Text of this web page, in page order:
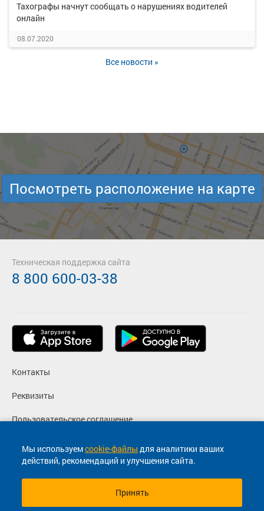
Тахографы начнут сообщать о нарушениях водителей
онлайн
08.07.2020
Все новости »
Мы используемcookie-файлы для аналитики ваших
действий, рекомендаций и улучшения сайта.
Принять
Посмотреть расположение на карте
Контакты
Реквизиты
Пользовательское соглашение
Политика конфиденциальности
Согласие на маркетинговые сообщения
Техническая поддержка сайта
8 800 600-03-38
© 2013-2026, ООО "Капитал"- Онлайн сервис продажи